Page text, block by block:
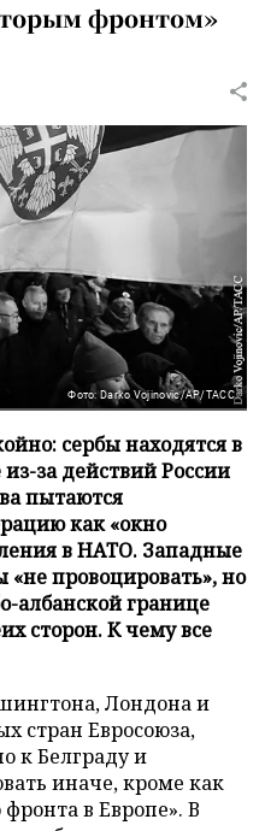
фронтом»
Фото: Darko Vojinovic/AP/ТАСС
сербы находятся в
за действий России
пытаются
как «окно
в НАТО. Западные
провоцировать», но
албанской границе
сторон. К чему все
Лондона и
стран Евросоюза,
к Белграду и
иначе, кроме как
в Европе». В